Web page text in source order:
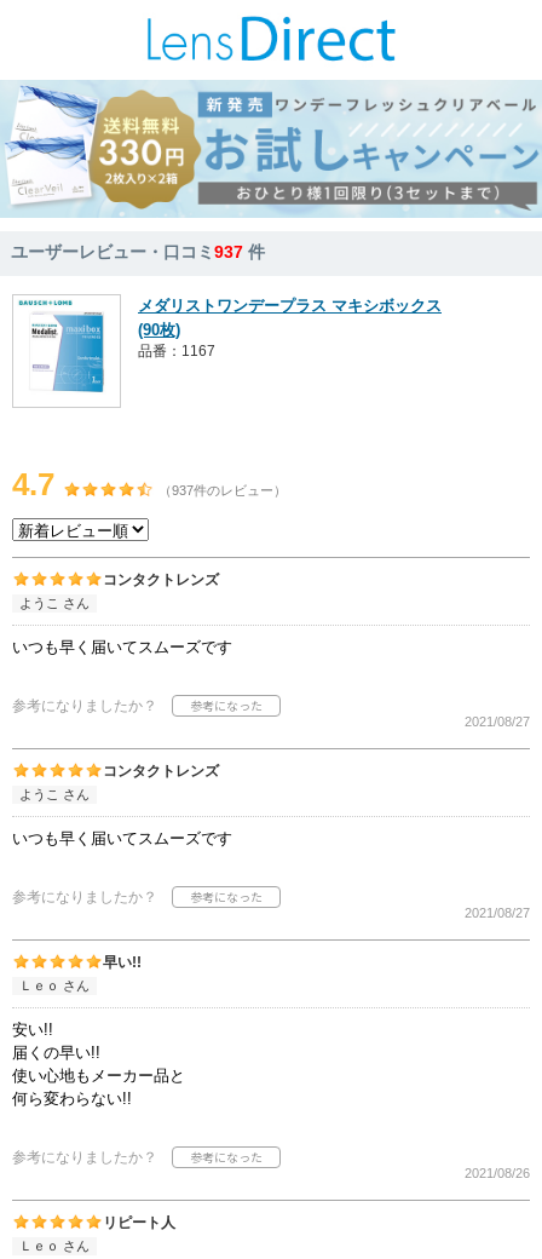
ユーザーレビュー・口コミ937 件
メダリストワンデープラス マキシボックス
(90枚)
品番：1167
4.7 （937件のレビュー）
コンタクトレンズ
ようこ さん
いつも早く届いてスムーズです
参考になりましたか？
2021/08/27
コンタクトレンズ
ようこ さん
いつも早く届いてスムーズです
参考になりましたか？
2021/08/27
早い!!
Ｌｅｏ さん
安い!!
届くの早い!!
使い心地もメーカー品と
何ら変わらない!!
参考になりましたか？
2021/08/26
リピート人
Ｌｅｏ さん